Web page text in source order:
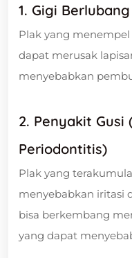
1. Gigi
Plak yang
dapat merusak
menyebabkan
2. Penyakit Gusi
Periodontitis)
Plak yang
menyebabkan iritasi
bisa berkembang
yang dapat